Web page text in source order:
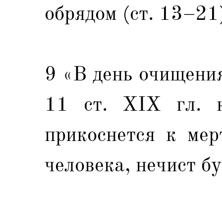
обрядом (ст.
9 «В день
11 ст. ХIX гл.
прикоснется к
человека, нечист